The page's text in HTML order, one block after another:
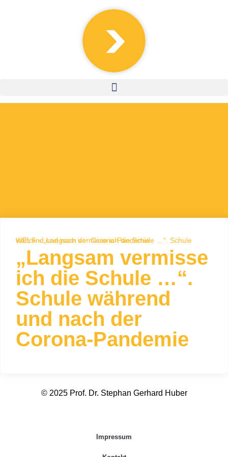
WELS»
„Langsam vermisse ich die Schule …“. Schule während und nach der Corona-Pandemie
„Langsam vermisse
ich die Schule …“.
Schule während
und nach der
Corona-Pandemie
© 2025 Prof. Dr. Stephan Gerhard Huber
Impressum